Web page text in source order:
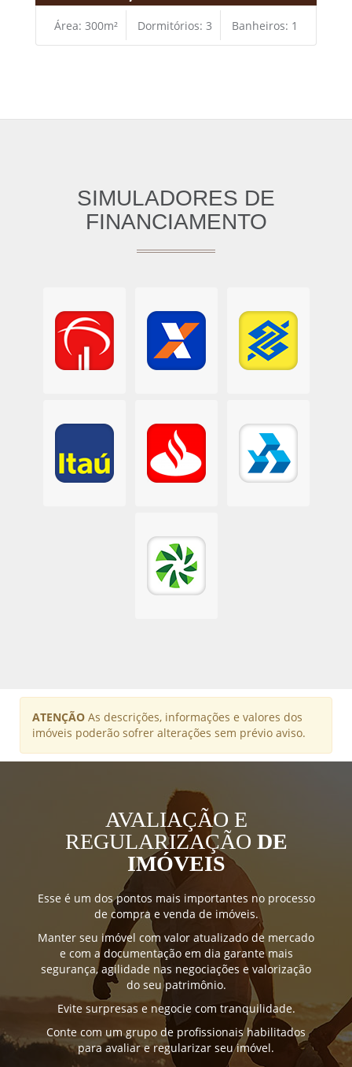
Área: 300m² Dormitórios: 3 Banheiros: 1
SIMULADORES DE
FINANCIAMENTO
ATENÇÃO As descrições, informações e valores dos
imóveis poderão sofrer alterações sem prévio aviso.
AVALIAÇÃO E
REGULARIZAÇÃO DE
IMÓVEIS
Esse é um dos pontos mais importantes no processo
de compra e venda de imóveis.
Manter seu imóvel com valor atualizado de mercado
e com a documentação em dia garante mais
segurança, agilidade nas negociações e valorização
do seu patrimônio.
Evite surpresas e negocie com tranquilidade.
Conte com um grupo de profissionais habilitados
para avaliar e regularizar seu imóvel.